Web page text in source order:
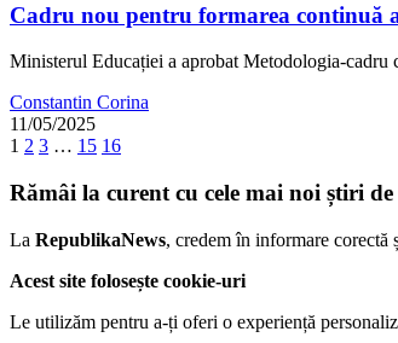
Cadru nou pentru formarea continuă
Ministerul Educației a aprobat Metodologia-
Constantin Corina
11/05/2025
1 2 3 … 15 16
Rămâi la curent cu cele mai noi știri
La RepublikaNews, credem în informare corectă
Acest site folosește cookie-uri
Le utilizăm pentru a-ți oferi o experiență